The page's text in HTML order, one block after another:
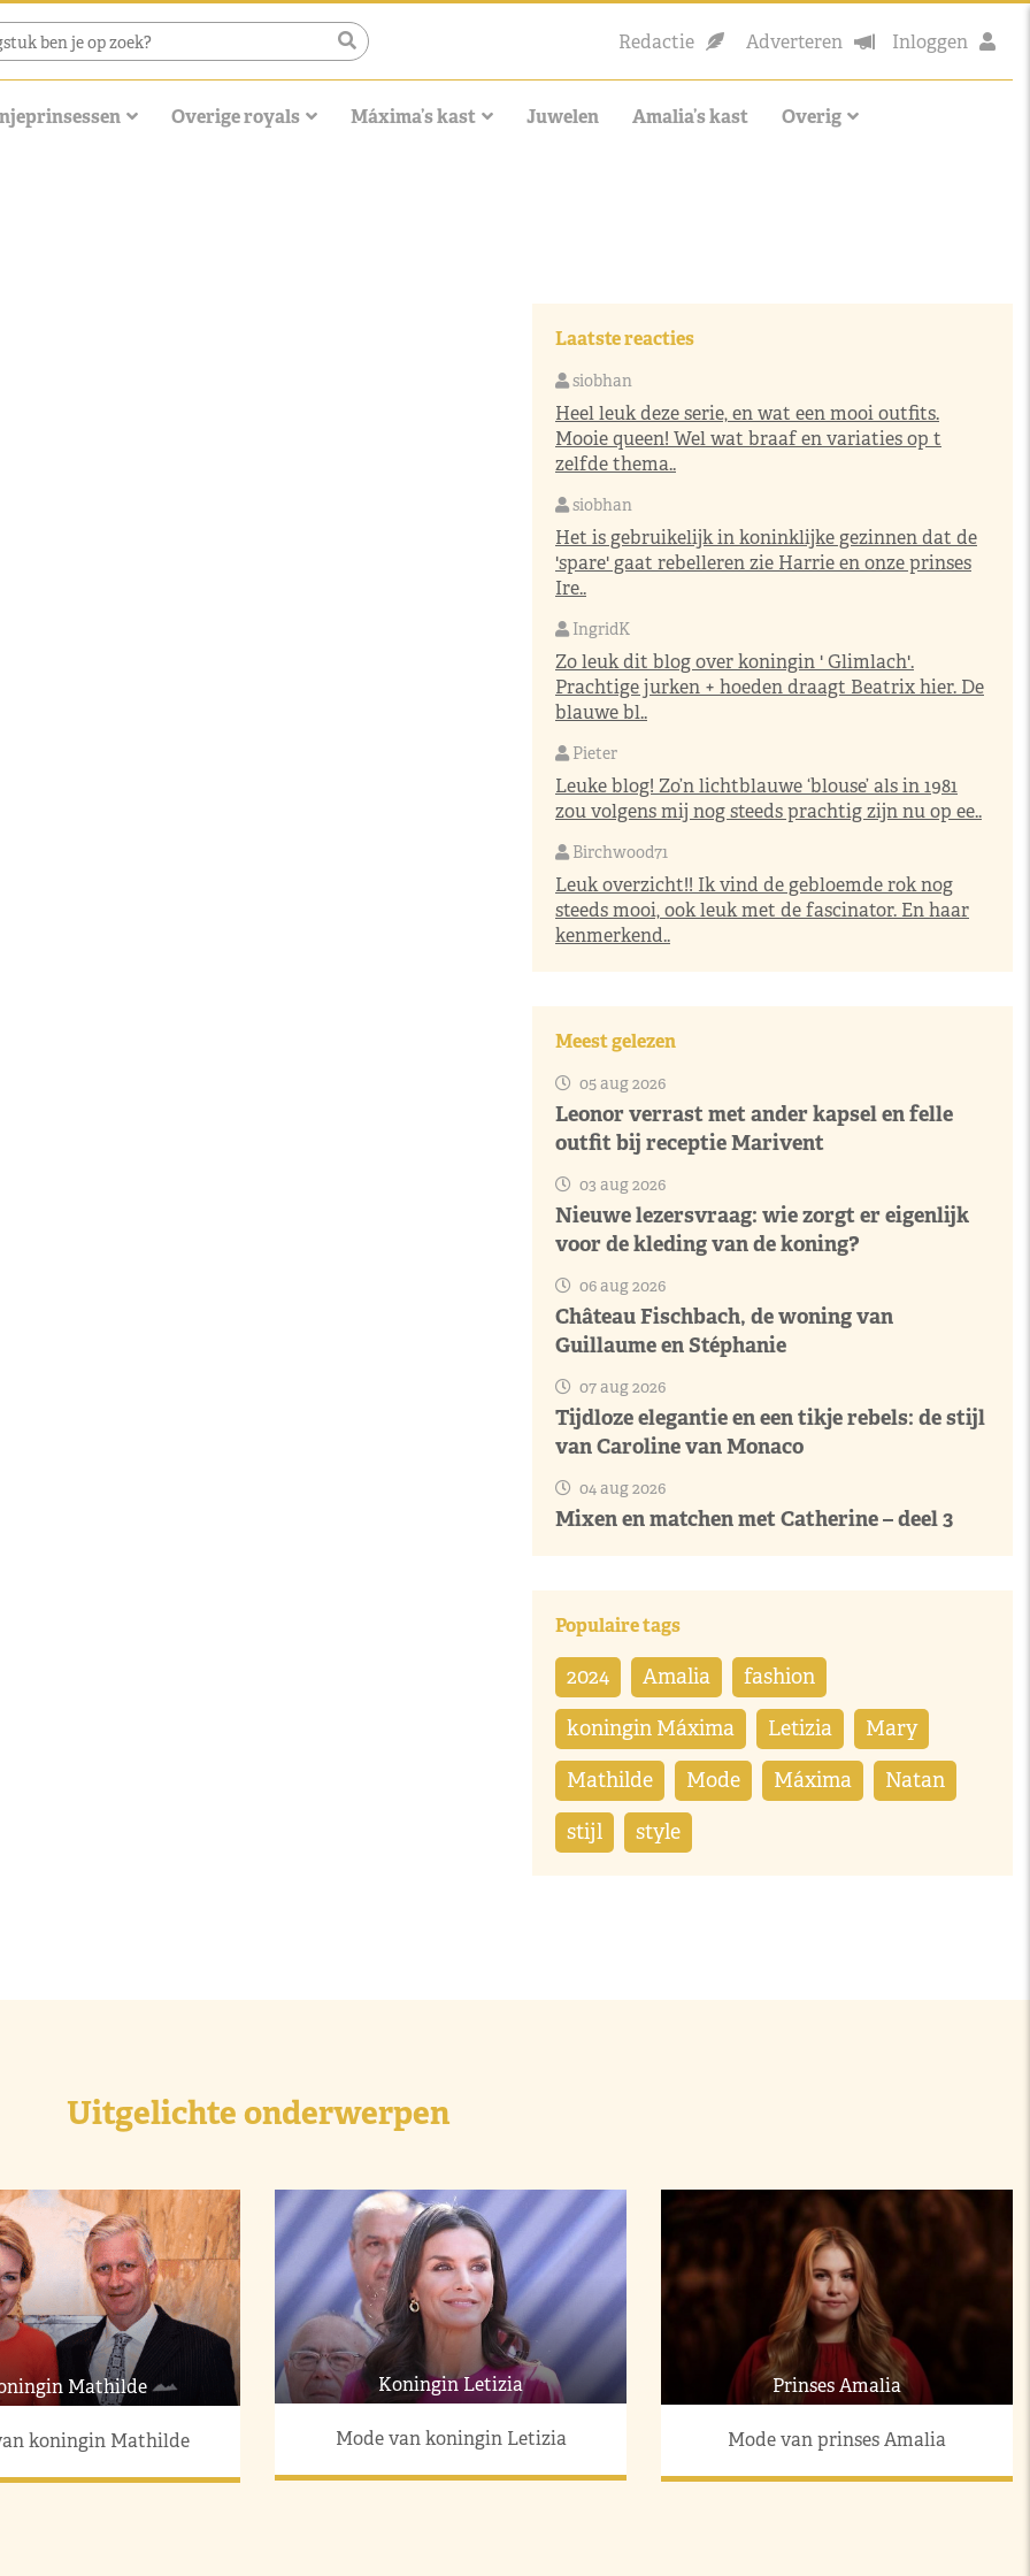
Redactie Adverteren Inloggen
Overige royals Máxima’s kast Juwelen Amalia’s kast Overig
Laatste reacties
siobhan
Heel leuk deze serie, en wat een mooi outfits.
Mooie queen! Wel wat braaf en variaties op t
zelfde thema..
siobhan
Het is gebruikelijk in koninklijke gezinnen dat de
'spare' gaat rebelleren zie Harrie en onze prinses
Ire..
IngridK
Zo leuk dit blog over koningin ' Glimlach'.
Prachtige jurken + hoeden draagt Beatrix hier. De
blauwe bl..
Pieter
Leuke blog! Zo’n lichtblauwe ‘blouse’ als in 1981
zou volgens mij nog steeds prachtig zijn nu op ee..
Birchwood71
Leuk overzicht!! Ik vind de gebloemde rok nog
steeds mooi, ook leuk met de fascinator. En haar
kenmerkend..
Meest gelezen
05 aug 2026
Leonor verrast met ander kapsel en felle
outfit bij receptie Marivent
03 aug 2026
Nieuwe lezersvraag: wie zorgt er eigenlijk
voor de kleding van de koning?
06 aug 2026
Château Fischbach, de woning van
Guillaume en Stéphanie
07 aug 2026
Tijdloze elegantie en een tikje rebels: de stijl
van Caroline van Monaco
04 aug 2026
Mixen en matchen met Catherine – deel 3
Populaire tags
2024 Amalia fashion
koningin Máxima Letizia Mary
Mathilde Mode Máxima Natan
stijl style
Uitgelichte onderwerpen
Mathilde
koningin Mathilde
Koningin Letizia
Mode van koningin Letizia
Prinses Amalia
Mode van prinses Amalia